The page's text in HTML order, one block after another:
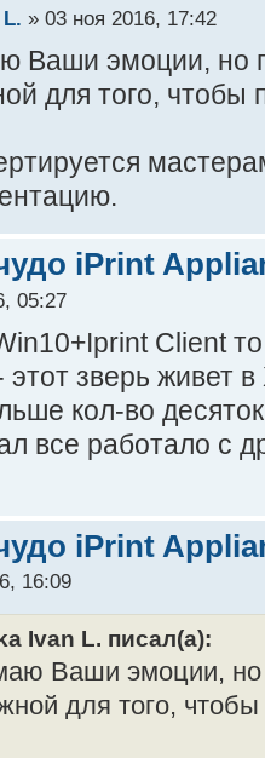
» 03 ноя 2016, 17:42
Ваши эмоции, но
для того,
iPrint
05:27
Client
зверь живет
кол-во
все работало с
iPrint
16:09
Ivan L. писал(а):
Ваши эмоции, но
для того,